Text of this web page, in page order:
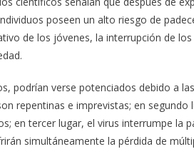
poseen un alto riesgo de
de los jóvenes, la interrupción de
podrían verse potenciados debido a
repentinas e imprevistas; en
en tercer lugar, el virus interrumpe la
simultáneamente la pérdida de